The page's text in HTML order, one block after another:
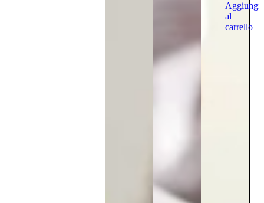
Aggiungi
al
carrello